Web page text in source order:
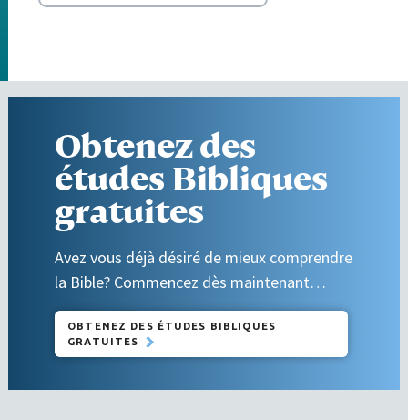
Obtenez des
études Bibliques
gratuites
Avez vous déjà désiré de mieux comprendre
la Bible? Commencez dès maintenant…
OBTENEZ DES ÉTUDES BIBLIQUES
GRATUITES